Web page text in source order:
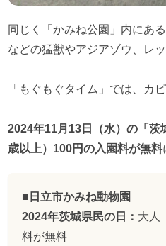
同じく「かみね公園」内にあ
などの猛獣やアジアゾウ、レ
「もぐもぐタイム」では、カ
2024年11月13日（水）の「茨
歳以上）100円の入園料が無料
■日立市かみね動物園
2024年茨城県民の日： 大人
料が無料